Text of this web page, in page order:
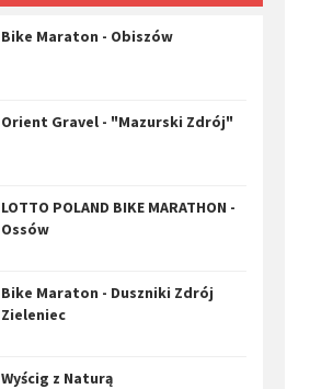
Bike Maraton - Obiszów
Orient Gravel - "Mazurski Zdrój"
LOTTO POLAND BIKE MARATHON -
Ossów
Bike Maraton - Duszniki Zdrój
Zieleniec
Wyścig z Naturą